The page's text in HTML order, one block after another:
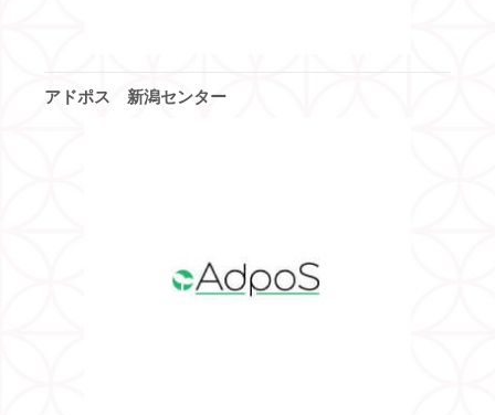
アドポス 新潟センター